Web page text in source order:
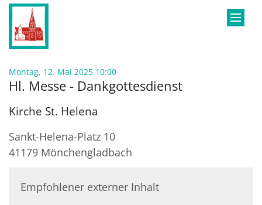
Zum Inhalt springen
Montag, 12. Mai 2025 10:00:
Hl. Messe - Dankgottesdienst
Kirche St. Helena
Sankt-Helena-Platz 10
41179 Mönchengladbach
Empfohlener externer Inhalt